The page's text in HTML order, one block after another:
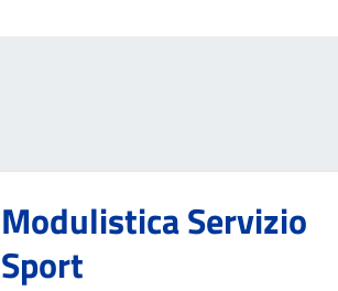
Modulistica Servizio
Sport